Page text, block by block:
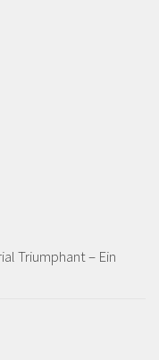
Triumphant – Ein